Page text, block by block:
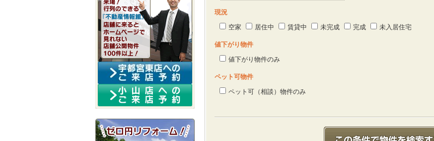
現況
空家
居住中 賃貸中 未完成 完成 未入居住宅
値下がり物件
値下がり物件のみ
ペット可物件
ペット可（相談）物件のみ